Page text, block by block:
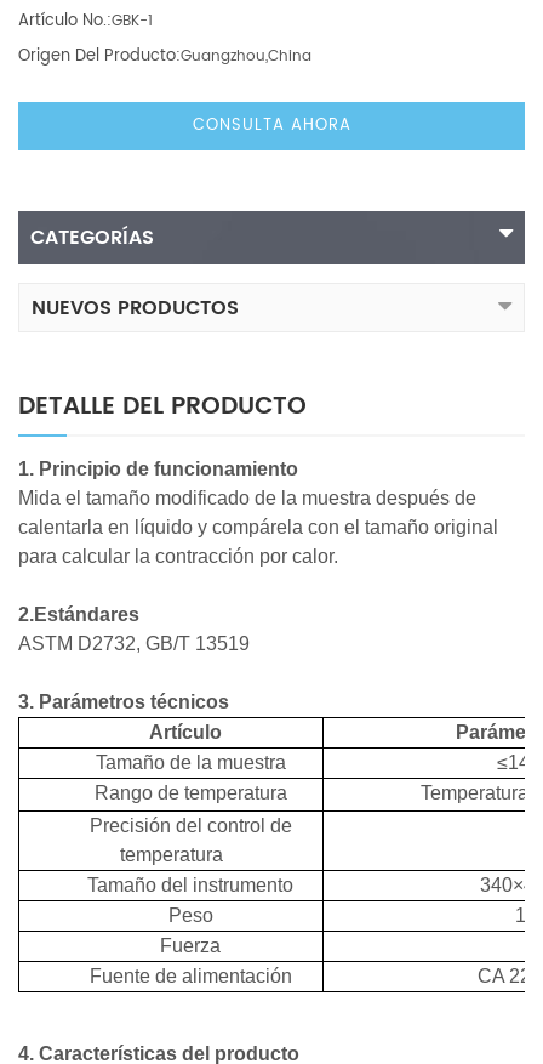
Artículo No.:GBK-1
Origen Del Producto:Guangzhou,China
CONSULTA AHORA
CATEGORÍAS
NUEVOS PRODUCTOS
DETALLE DEL PRODUCTO
1. Principio de funcionamiento
Mida el tamaño modificado de la muestra después de
calentarla en líquido y compárela con el tamaño original
para calcular la contracción por calor.
2.Estándares
ASTM D2732, GB/T 13519
3. Parámetros técnicos
Artículo
Tamaño de la muestra
Rango de temperatura
Temperatura
Precisión del control de
temperatura
Tamaño del instrumento
Peso
Fuerza
Fuente de alimentación
CA
4. Características del producto